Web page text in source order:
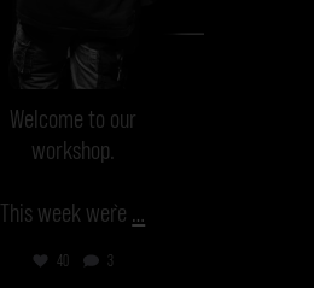
Welcome to our
workshop.
This week we`re …
40 3